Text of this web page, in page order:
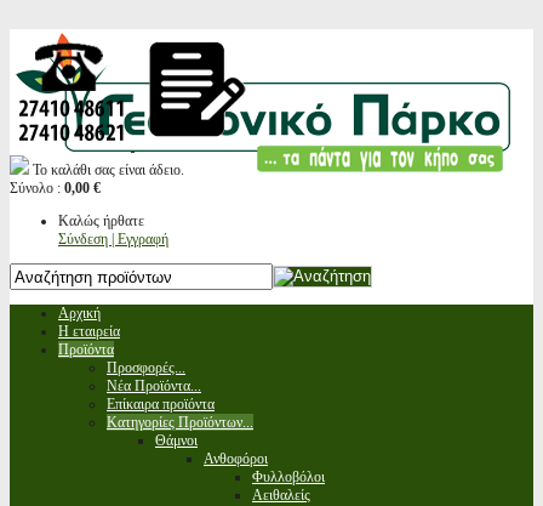
Το καλάθι σας είναι άδειο.
Σύνολο : 0,00 €
Καλώς ήρθατε
Σύνδεση | Εγγραφή
Αρχική
Η εταιρεία
Προϊόντα
Προσφορές...
Νέα Προϊόντα...
Επίκαιρα προϊόντα
Κατηγορίες Προϊόντων...
Θάμνοι
Ανθοφόροι
Φυλλοβόλοι
Αειθαλείς